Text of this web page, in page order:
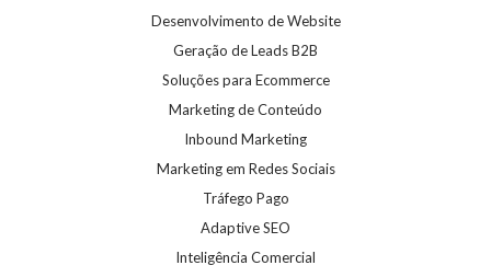
Desenvolvimento de Website
Geração de Leads B2B
Soluções para Ecommerce
Marketing de Conteúdo
Inbound Marketing
Marketing em Redes Sociais
Tráfego Pago
Adaptive SEO
Inteligência Comercial